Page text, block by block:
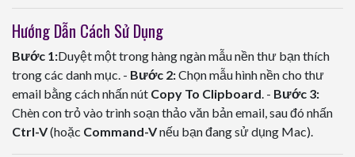
Hướng Dẫn Cách Sử Dụng
Bước 1:Duyệt một trong hàng ngàn mẫu nền thư bạn thích
trong các danh mục. - Bước 2:Chọn mẫu hình nền cho thư
email bằng cách nhấn nút Copy To Clipboard. - Bước 3:
Chèn con trỏ vào trình soạn thảo văn bản email, sau đó nhấn
Ctrl-V(hoặc Command-Vnếu bạn đang sử dụng Mac).